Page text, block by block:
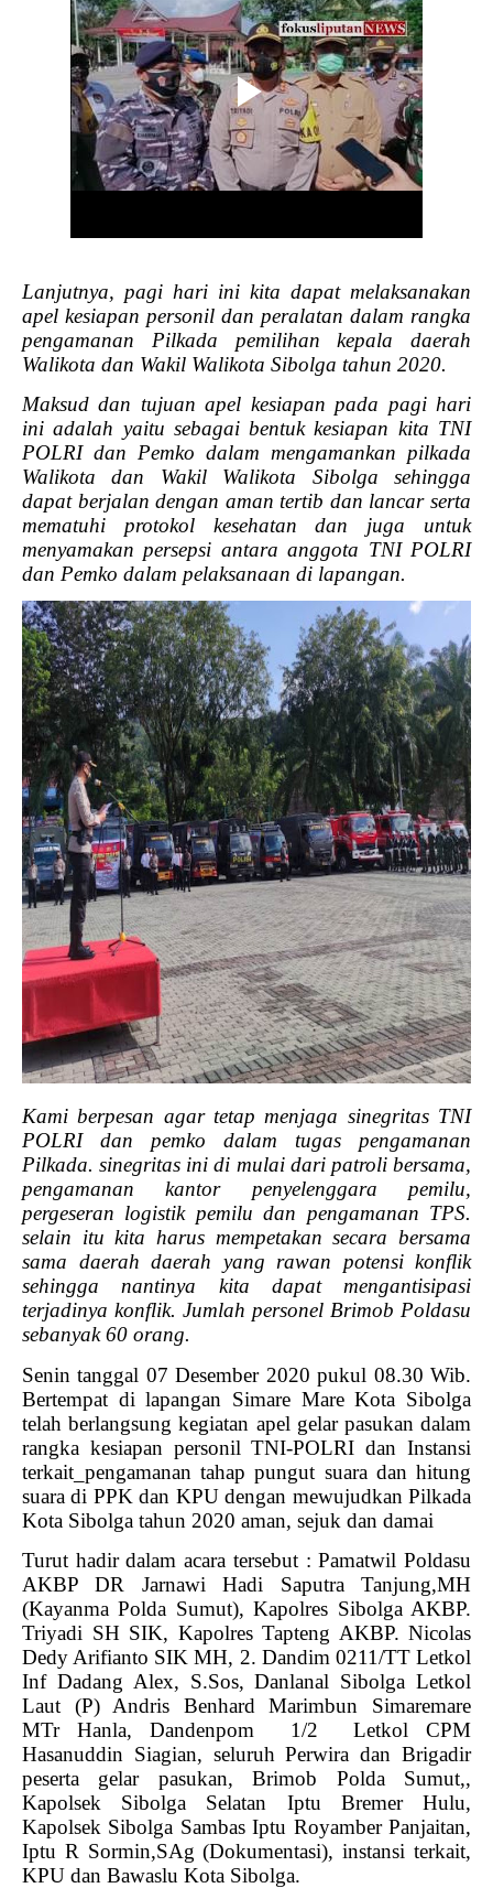
Lanjutnya, pagi hari ini kita dapat melaksanakan
apel kesiapan personil dan peralatan dalam rangka
pengamanan Pilkada pemilihan kepala daerah
Walikota dan Wakil Walikota Sibolga tahun 2020.
Maksud dan tujuan apel kesiapan pada pagi hari
ini adalah yaitu sebagai bentuk kesiapan kita TNI
POLRI dan Pemko dalam mengamankan pilkada
Walikota dan Wakil Walikota Sibolga sehingga
dapat berjalan dengan aman tertib dan lancar serta
mematuhi protokol kesehatan dan juga untuk
menyamakan persepsi antara anggota TNI POLRI
dan Pemko dalam pelaksanaan di lapangan.
Kami berpesan agar tetap menjaga sinegritas TNI
POLRI dan pemko dalam tugas pengamanan
Pilkada. sinegritas ini di mulai dari patroli bersama,
pengamanan kantor penyelenggara pemilu,
pergeseran logistik pemilu dan pengamanan TPS.
selain itu kita harus mempetakan secara bersama
sama daerah daerah yang rawan potensi konflik
sehingga nantinya kita dapat mengantisipasi
terjadinya konflik. Jumlah personel Brimob Poldasu
sebanyak 60 orang.
Senin tanggal 07 Desember 2020 pukul 08.30 Wib.
Bertempat di lapangan Simare Mare Kota Sibolga
telah berlangsung kegiatan apel gelar pasukan dalam
rangka kesiapan personil TNI-POLRI dan Instansi
terkait_pengamanan tahap pungut suara dan hitung
suara di PPK dan KPU dengan mewujudkan Pilkada
Kota Sibolga tahun 2020 aman, sejuk dan damai
Turut hadir dalam acara tersebut : Pamatwil Poldasu
AKBP DR Jarnawi Hadi Saputra Tanjung,MH
(Kayanma Polda Sumut), Kapolres Sibolga AKBP.
Triyadi SH SIK, Kapolres Tapteng AKBP. Nicolas
Dedy Arifianto SIK MH, 2. Dandim 0211/TT Letkol
Inf Dadang Alex, S.Sos, Danlanal Sibolga Letkol
Laut (P) Andris Benhard Marimbun Simaremare
MTr Hanla, Dandenpom
1/2
Letkol CPM
Hasanuddin Siagian, seluruh Perwira dan Brigadir
peserta gelar pasukan, Brimob Polda Sumut,,
Kapolsek Sibolga Selatan Iptu Bremer Hulu,
Kapolsek Sibolga Sambas Iptu Royamber Panjaitan,
Iptu R Sormin,SAg (Dokumentasi), instansi terkait,
KPU dan Bawaslu Kota Sibolga.